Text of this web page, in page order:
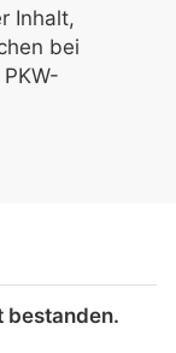
Inhalt,
bei
bestanden.